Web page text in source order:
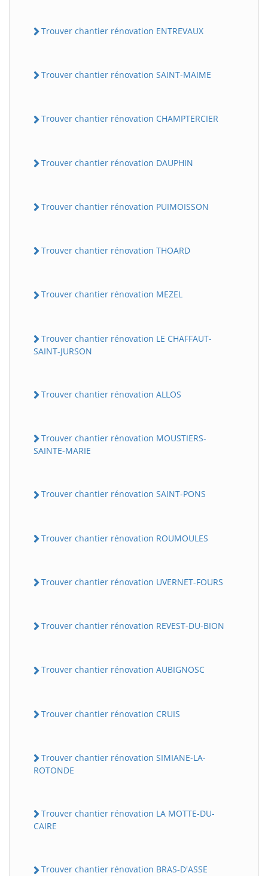
Trouver chantier rénovation ENTREVAUX
Trouver chantier rénovation SAINT-MAIME
Trouver chantier rénovation CHAMPTERCIER
Trouver chantier rénovation DAUPHIN
Trouver chantier rénovation PUIMOISSON
Trouver chantier rénovation THOARD
Trouver chantier rénovation MEZEL
Trouver chantier rénovation LE CHAFFAUT-
SAINT-JURSON
Trouver chantier rénovation ALLOS
Trouver chantier rénovation MOUSTIERS-
SAINTE-MARIE
Trouver chantier rénovation SAINT-PONS
Trouver chantier rénovation ROUMOULES
Trouver chantier rénovation UVERNET-FOURS
Trouver chantier rénovation REVEST-DU-BION
Trouver chantier rénovation AUBIGNOSC
Trouver chantier rénovation CRUIS
Trouver chantier rénovation SIMIANE-LA-
ROTONDE
Trouver chantier rénovation LA MOTTE-DU-
CAIRE
Trouver chantier rénovation BRAS-D'ASSE